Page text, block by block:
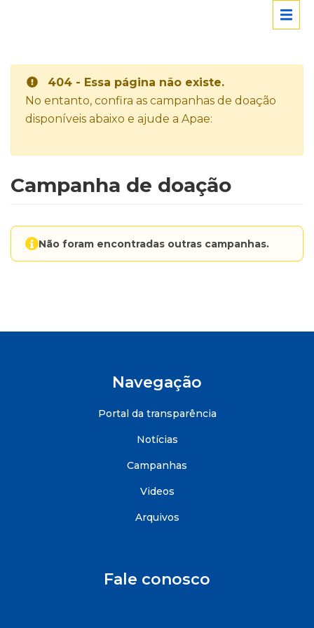
404 - Essa página não existe.
No entanto, confira as campanhas de doação
disponíveis abaixo e ajude a Apae:
Campanha de doação
Não foram encontradas outras campanhas.
Navegação
Portal da transparência
Notícias
Campanhas
Videos
Arquivos
Fale conosco